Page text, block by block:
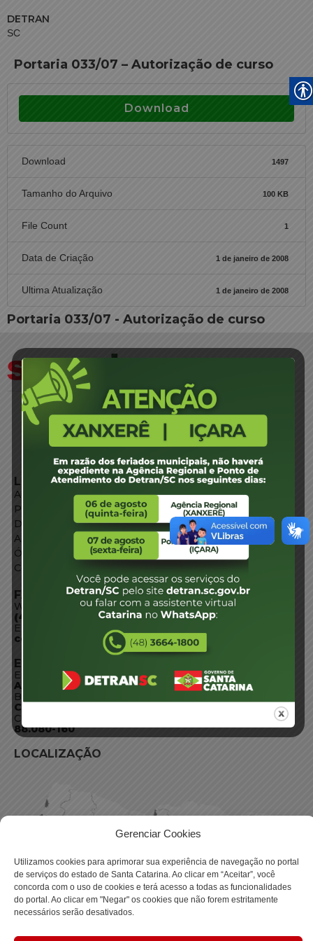
Gerenciar Cookies
Utilizamos cookies para aprimorar sua experiência de navegação no portal
de serviços do estado de Santa Catarina. Ao clicar em “Aceitar”, você
concorda com o uso de cookies e terá acesso a todas as funcionalidades
do portal. Ao clicar em "Negar" os cookies que não forem estritamente
necessários serão desativados.
DETRAN
SC
Portaria 033/07 – Autorização de curso
Download
Download 1497
Tamanho do Arquivo 100 KB
File Count 1
Data de Criação 1 de janeiro de 2008
Ultima Atualização 1 de janeiro de 2008
Portaria 033/07 - Autorização de curso
LINKS EXTERNOS
Agência de Notícias
Portal de Serviços
Diário Oficial
Acesso à Informação
Órgãos do Governo
Conheça SC
FALE CONOSCO
WhatsApp:
(48) 3664-1800
E-mail:
centraldeinformacoes@detran.sc.gov.br
ENDEREÇO
Endereço:
Av. Almirante Tamandaré - 480
Bairro:
Coqueiros, Florianópolis SC
CEP:
88.080-160
LOCALIZAÇÃO